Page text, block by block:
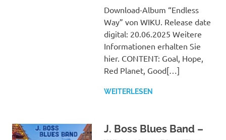
Download-Album “Endless
Way” von WIKU. Release date
digital: 20.06.2025 Weitere
Informationen erhalten Sie
hier. CONTENT: Goal, Hope,
Red Planet, Good[…]
WEITERLESEN
J. Boss Blues Band –